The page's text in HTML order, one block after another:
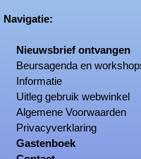
Navigatie:
Nieuwsbrief ontvangen
Beursagenda en
Informatie
Uitleg gebruik webwinkel
Algemene Voorwaarden
Privacyverklaring
Gastenboek